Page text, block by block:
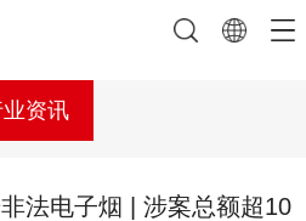
资讯
法电子烟 | 涉案总额超10